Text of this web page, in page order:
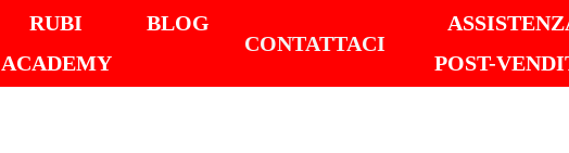
RUBI
ACADEMY
BLOG
CONTATTACI
POST-